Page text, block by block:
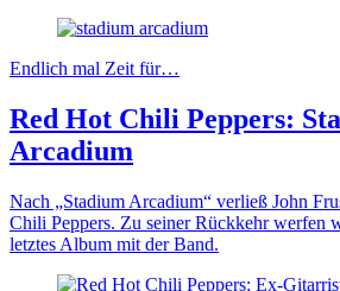
Endlich mal Zeit für…
Red Hot Chili Peppers:
Arcadium
Nach „Stadium Arcadium“ verließ John
Chili Peppers. Zu seiner Rückkehr werfen
letztes Album mit der Band.